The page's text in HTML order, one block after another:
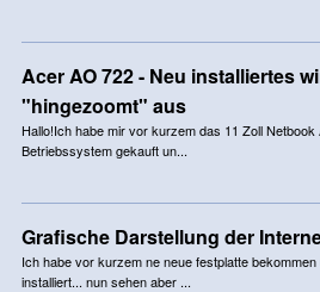
Acer AO 722 - Neu installiertes
"hingezoomt" aus
Hallo!Ich habe mir vor kurzem das 11 Zoll
Betriebssystem gekauft un...
Grafische Darstellung der
Ich habe vor kurzem ne neue festplatte
installiert... nun sehen aber ...